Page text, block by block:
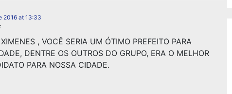
2016 at 13:33
, VOCÊ SERIA UM ÓTIMO PREFEITO PARA
DENTRE OS OUTROS DO GRUPO, ERA O MELHOR
PARA NOSSA CIDADE.